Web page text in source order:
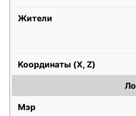
Жители
Координаты (X, Z)
Мэр